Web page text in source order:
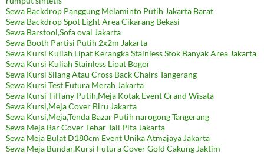
Sewa Backdrop Panggung Melaminto Putih Jakarta Barat
Sewa Backdrop Spot Light Area Cikarang Bekasi
Sewa Barstool,Sofa oval Jakarta
Sewa Booth Partisi Putih 2x2m Jakarta
Sewa Kursi Kuliah Lipat Kerangka Stainless Stok Banyak Area Jakarta
Sewa Kursi Kuliah Stainless Lipat Bogor
Sewa Kursi Silang Atau Cross Back Chairs Tangerang
Sewa Kursi Test Futura Merah Jakarta
Sewa Kursi Tiffany Putih,Meja Kotak Event Grand Wisata
Sewa Kursi,Meja Cover Biru Jakarta
Sewa Kursi,Meja,Tenda Bazar Putih narogong Tangerang
Sewa Meja Bar Cover Tebar Tali Pita Jakarta
Sewa Meja Bulat D180cm Event Unika Atmajaya Jakarta
Sewa Meja Bundar,Kursi Futura Cover Gold Cakung Jaktim